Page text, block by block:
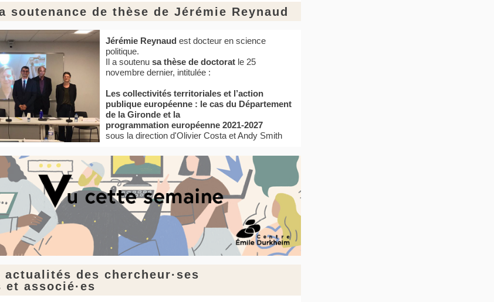
soutenance de thèse de Jérémie Reynaud
Jérémie Reynaud est docteur en science
politique.
Il a soutenu sa thèse de doctoratle 25
novembre dernier, intitulée :
Les collectivités territoriales et l’action
publique européenne : le cas du Département
de la Gironde et la
programmation européenne 2021-2027
sous la direction d'Olivier Costa et Andy Smith
des chercheur·ses
et associé·es